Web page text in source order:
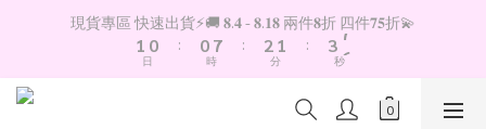
現貨專區 快速出貨⚡️🚚 𝟖.𝟒 - 𝟖.𝟏𝟖 兩件𝟖折 四件𝟕𝟓折💫
2
1
0
1
0
日
:
1
0
8
7
6
時
:
3
2
1
2
1
0
分
:
4
3
2
0
7
6
5
3
秒